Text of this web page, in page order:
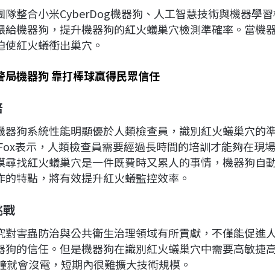
隊整合小米CyberDog機器狗、人工智慧技術與機器學
給機器狗，提升機器狗的紅火蟻巢穴檢測準確率。當機
紅火蟻衝出巢穴。
局機器狗 靠打棒球贏得民眾信任
器狗系統性能明顯優於人類檢查員，識別紅火蟻巢穴的
表示，人類檢查員需要經過長時間的培訓才能夠在現
尋找紅火蟻巢穴是一件既費時又累人的事情，機器狗自
的特點，將有效提升紅火蟻監控效率。
對害蟲防治與公共衛生治理領域有所貢獻，不僅能促進
狗的信任。但是機器狗在識別紅火蟻巢穴中需要高敏捷
就會沒電，短期內很難擴大技術規模。